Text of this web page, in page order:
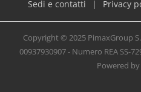
Sedi e contatti Privacy
Copyright © 2025 PimaxGroup
00937930907 - Numero REA SS-
Powered by